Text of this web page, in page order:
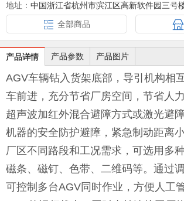
地址： 中国浙江省杭州市滨江区高新软件园三号
全部商品
产品详情 产品参数 产品图片
AGV车辆钻入货架底部，导引机构相
车前进，充分节省厂房空间，节省人
超声波加红外混合避障方式或激光避
机器的安全防护避障，紧急制动距离
厂区不同路段和工况需求，可选用多
磁条、磁钉、色带、二维码等。通过
可控制多台AGV同时作业，方便人工